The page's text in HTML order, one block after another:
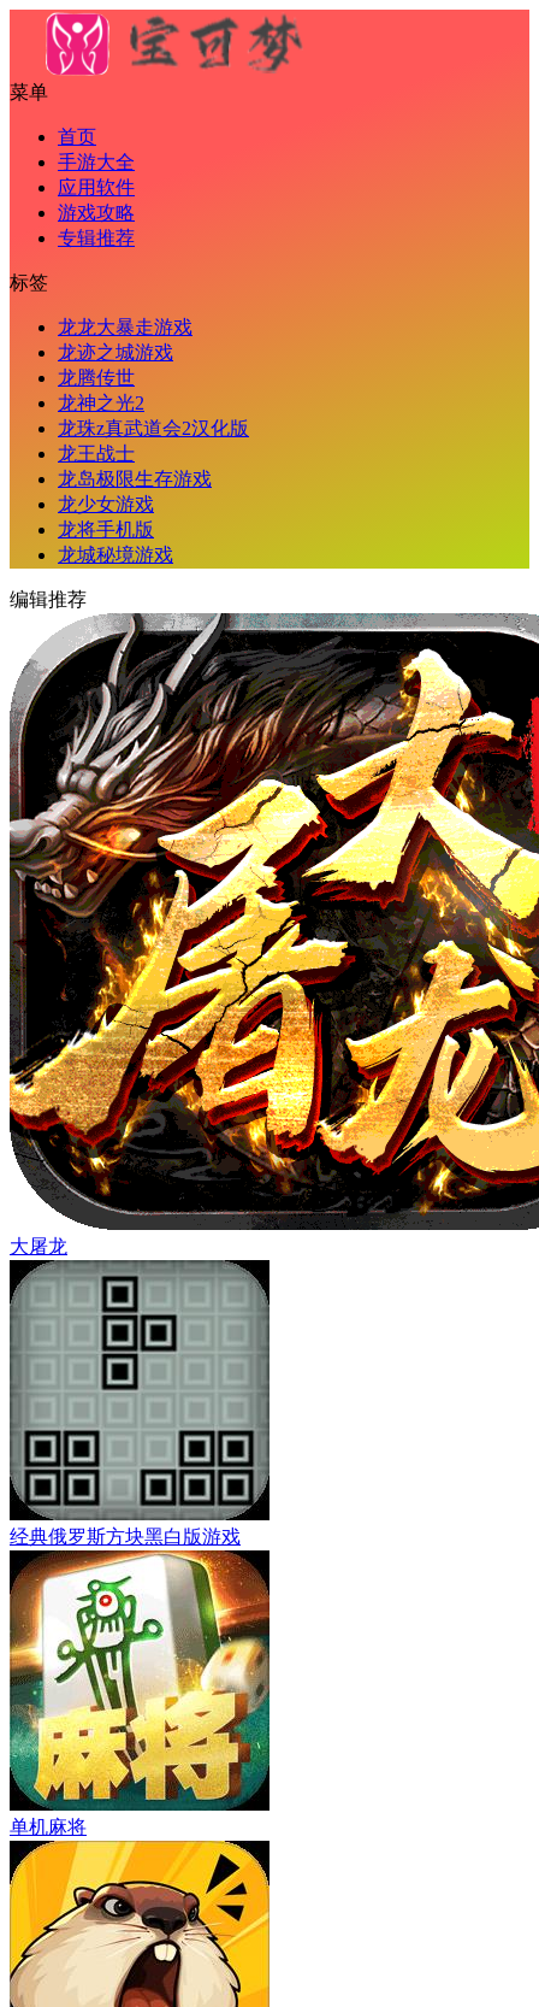
菜单
首页
手游大全
应用软件
游戏攻略
专辑推荐
标签
龙龙大暴走游戏
龙迹之城游戏
龙腾传世
龙神之光2
龙珠z真武道会2汉化版
龙王战士
龙岛极限生存游戏
龙少女游戏
龙将手机版
龙城秘境游戏
编辑推荐
大屠龙
经典俄罗斯方块黑白版游戏
单机麻将